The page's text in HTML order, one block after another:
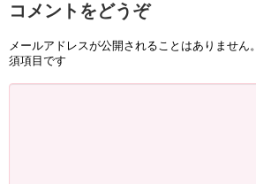
コメントをどうぞ
メールアドレスが公開されることはありません。
須項目です